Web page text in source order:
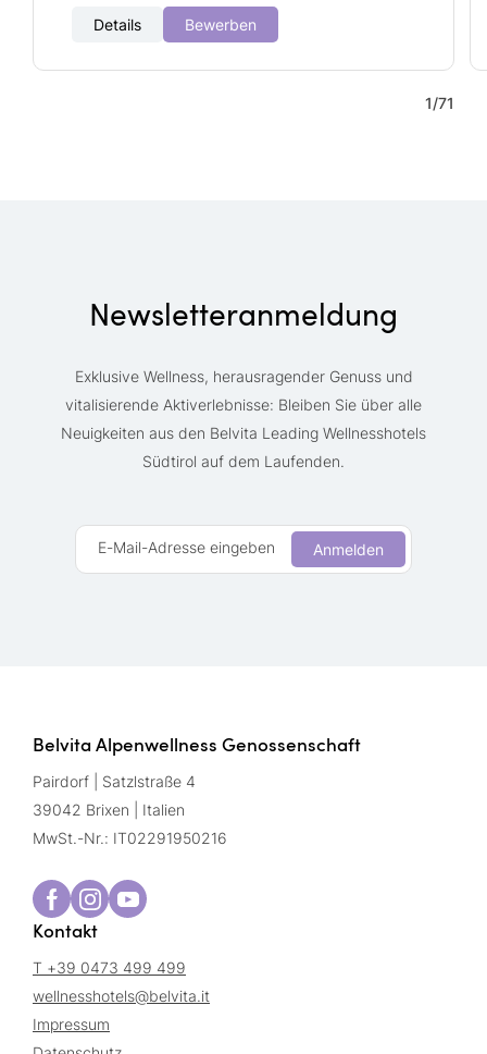
Details Bewerben
1/71
Newsletteranmeldung
Exklusive Wellness, herausragender Genuss und
vitalisierende Aktiverlebnisse: Bleiben Sie über alle
Neuigkeiten aus den Belvita Leading Wellnesshotels
Südtirol auf dem Laufenden.
E-Mail-Adresse eingeben Anmelden
Belvita Alpenwellness Genossenschaft
Pairdorf | Satzlstraße 4
39042 Brixen | Italien
MwSt.-Nr.: IT02291950216
Kontakt
T +39 0473 499 499
wellnesshotels@belvita.it
Impressum